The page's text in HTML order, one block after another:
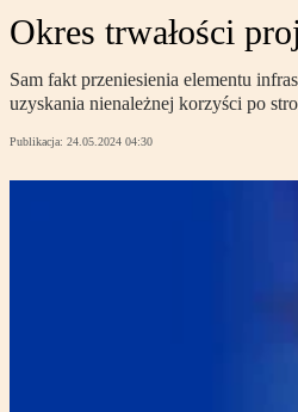
Okres trwałości
Sam fakt przeniesienia elementu
uzyskania nienależnej korzyści po
Publikacja: 24.05.2024 04:30